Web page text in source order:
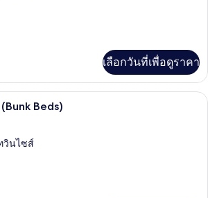
เลือกวันที่เพื่อดูราคา
ห้องทวิน, ห้องน้ำรวม (Bunk Beds) | ห้
Beds)
วินไซส์